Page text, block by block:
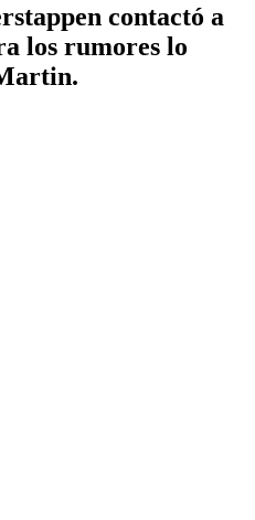
contactó a
los rumores lo